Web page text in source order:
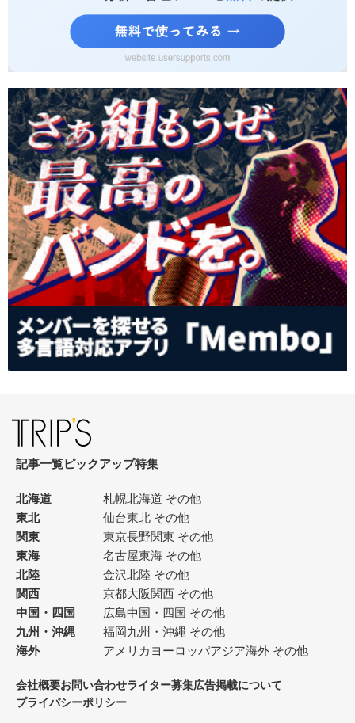
記事一覧ピックアップ特集
北海道 札幌北海道 その他
東北
仙台東北 その他
関東
東京長野関東 その他
東海
名古屋東海 その他
北陸
金沢北陸 その他
関西
京都大阪関西 その他
中国・四国
広島中国・四国 その他
九州・沖縄
福岡九州・沖縄 その他
海外
アメリカ ヨーロッパアジア海外 その他
会社概要お問い合わせライター募集広告掲載について
プライバシーポリシー